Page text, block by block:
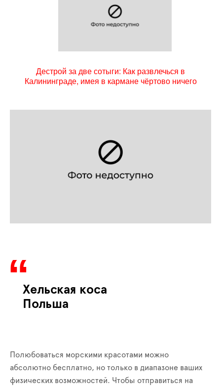
Дестрой за две сотыги: Как развлечься в
Калининграде, имея в кармане чёртово ничего
Хельская коса
Польша
Полюбоваться морскими красотами можно
абсолютно бесплатно, но только в диапазоне ваших
физических возможностей. Чтобы отправиться на